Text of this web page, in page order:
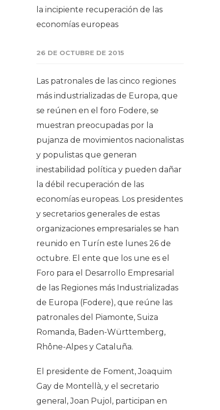
la incipiente recuperación de las
economías europeas
26 DE OCTUBRE DE 2015
Las patronales de las cinco regiones
más industrializadas de Europa, que
se reúnen en el foro Fodere, se
muestran preocupadas por la
pujanza de movimientos nacionalistas
y populistas que generan
inestabilidad política y pueden dañar
la débil recuperación de las
economías europeas. Los presidentes
y secretarios generales de estas
organizaciones empresariales se han
reunido en Turín este lunes 26 de
octubre. El ente que los une es el
Foro para el Desarrollo Empresarial
de las Regiones más Industrializadas
de Europa (Fodere), que reúne las
patronales del Piamonte, Suiza
Romanda, Baden-Württemberg,
Rhône-Alpes y Cataluña.
El presidente de Foment, Joaquim
Gay de Montellà, y el secretario
general, Joan Pujol, participan en